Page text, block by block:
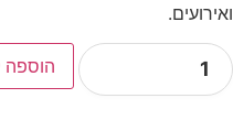
ואירועים.
הוספה